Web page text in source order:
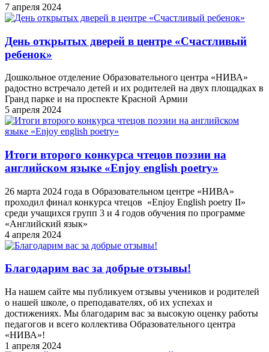
7 апреля 2024
День открытых дверей в центре «Счастливый
ребенок»
Дошкольное отделение Образовательного центра «НИВА»
радостно встречало детей и их родителей на двух площадках в
Гранд парке и на проспекте Красной Армии
5 апреля 2024
Итоги второго конкурса чтецов поэзии на
английском языке «Enjoy english poetry»
26 марта 2024 года в Образовательном центре «НИВА»
проходил финал конкурса чтецов «Enjoy English poetry II»
среди учащихся групп 3 и 4 годов обучения по программе
«Английский язык»
4 апреля 2024
Благодарим вас за добрые отзывы!
На нашем сайте мы публикуем отзывы учеников и родителей
о нашей школе, о преподавателях, об их успехах и
достижениях. Мы благодарим вас за высокую оценку работы
педагогов и всего коллектива Образовательного центра
«НИВА»!
1 апреля 2024